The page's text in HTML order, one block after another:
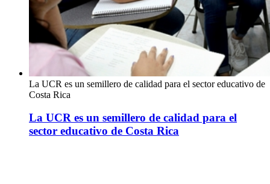
La UCR es un semillero de calidad para el sector educativo de
Costa Rica
La UCR es un semillero de calidad para el
sector educativo de Costa Rica